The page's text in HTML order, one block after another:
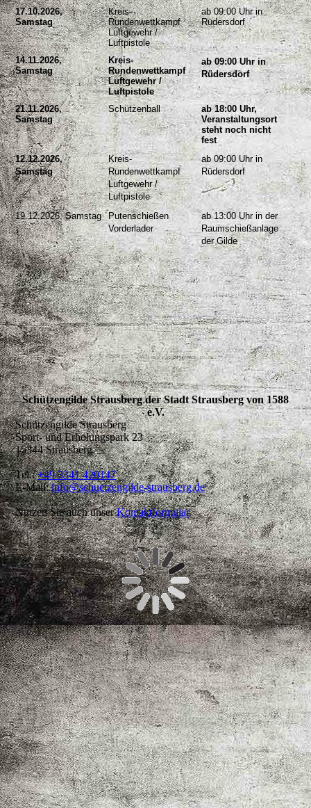
17.10.2026,
Samstag
Kreis-
Rundenwettkampf
Luftgewehr /
Luftpistole
ab 09:00 Uhr in
Rüdersdorf
14.11.2026,
Samstag
Kreis-
Rundenwettkampf
Luftgewehr /
Luftpistole
ab 09:00 Uhr in
Rüdersdorf
21.11.2026,
Samstag
Schützenball
ab 18:00 Uhr,
Veranstaltungsort
steht noch nicht
fest
12.12.2026,
Samstag
Kreis-
Rundenwettkampf
Luftgewehr /
Luftpistole
ab 09:00 Uhr in
Rüdersdorf
19.12.2026, Samstag
Putenschießen
Vorderlader
ab 13:00 Uhr in der
Raumschießanlage
der Gilde
Schützengilde Strausberg der Stadt Strausberg von 1588
e.V.
Schützengilde Strausberg
Sport- und Erholungspark 23
15344 Strausberg
Tel.:+49 3341 420147
E-Mail:info@schuetzengilde-strausberg.de
Nutzen Sie auch unserKontaktformular.